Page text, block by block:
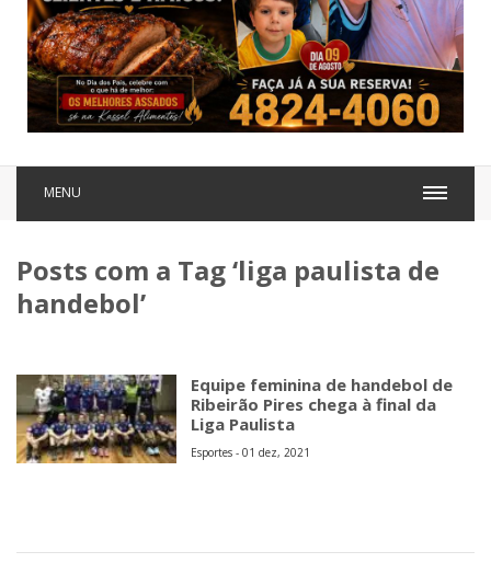
MENU
Posts com a Tag ‘liga paulista de
handebol’
Equipe feminina de handebol de
Ribeirão Pires chega à final da
Liga Paulista
Esportes - 01 dez, 2021